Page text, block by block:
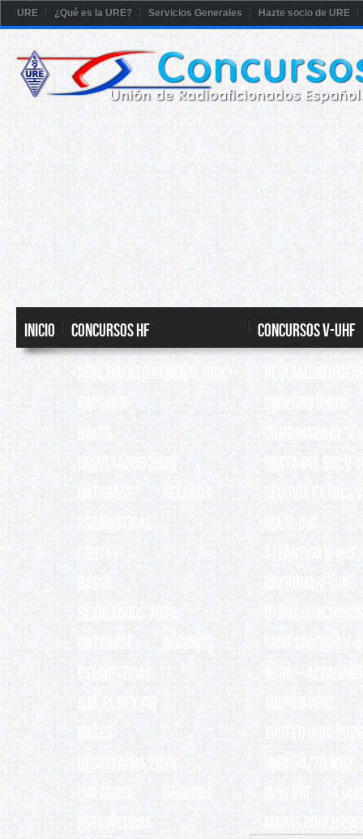
URE ¿Qué es la URE? Servicios Generales Hazte socio de URE
Inicio
CONCURSOS HF
Reglamento General (RGC)
EAPSK63
BASES
RESULTADOS 2026
Database
Records
ESTADÍSTICAS
EARTTY
BASES
RESULTADOS 2026
Database
Records
ESTADÍSTICAS
S.M. EL REY CW
BASES
RESULTADOS 2026
Database
Records
ESTADÍSTICAS
CONCURSOS V-UHF
REGLAMENTO
INVIERNO V-UHF
Combinado de V-
Costa del Sol V-
Segovia EA1RCS
QSL V-UHF
Atlántico V-UHF
Nacional V-UHF
OTROS CONCURSOS
Sant Sadurní V-
AURE – Actividad
TROFEO IARU
TROFEO IARU
IARU 50/70 Mhz
IARU VHF
Mapas